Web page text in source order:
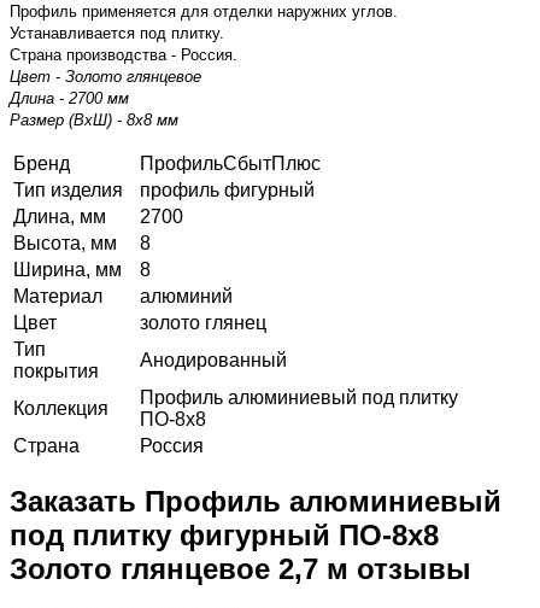
Профиль применяется для отделки наружних углов.
Устанавливается под плитку.
Страна производства - Россия.
Цвет - Золото глянцевое
Длина - 2700 мм
Размер (ВхШ) - 8х8 мм
Бренд
ПрофильСбытПлюс
Тип изделия
профиль фигурный
Длина, мм
2700
Высота, мм
8
Ширина, мм
8
Материал
алюминий
Цвет
золото глянец
Тип
покрытия
Анодированный
Коллекция
Профиль алюминиевый под плитку
ПО-8х8
Страна
Россия
Заказать Профиль алюминиевый
под плитку фигурный ПО-8х8
Золото глянцевое 2,7 м отзывы